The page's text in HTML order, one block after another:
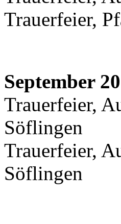
Trauerfeier,
September
Trauerfeier,
Söflingen
Trauerfeier,
Söflingen